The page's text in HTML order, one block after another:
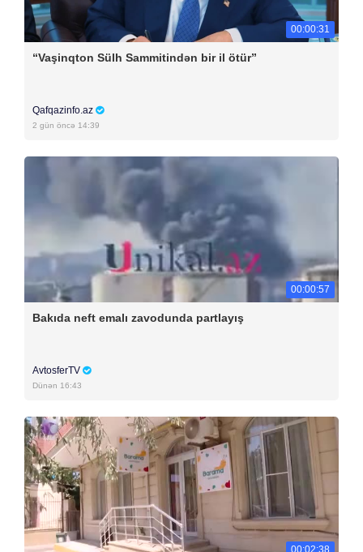
00:00:31
“Vaşinqton Sülh Sammitindən bir il ötür”
Qafqazinfo.az
2 gün öncə 14:39
00:00:57
Bakıda neft emalı zavodunda partlayış
AvtosferTV
Dünən 16:43
00:02:38